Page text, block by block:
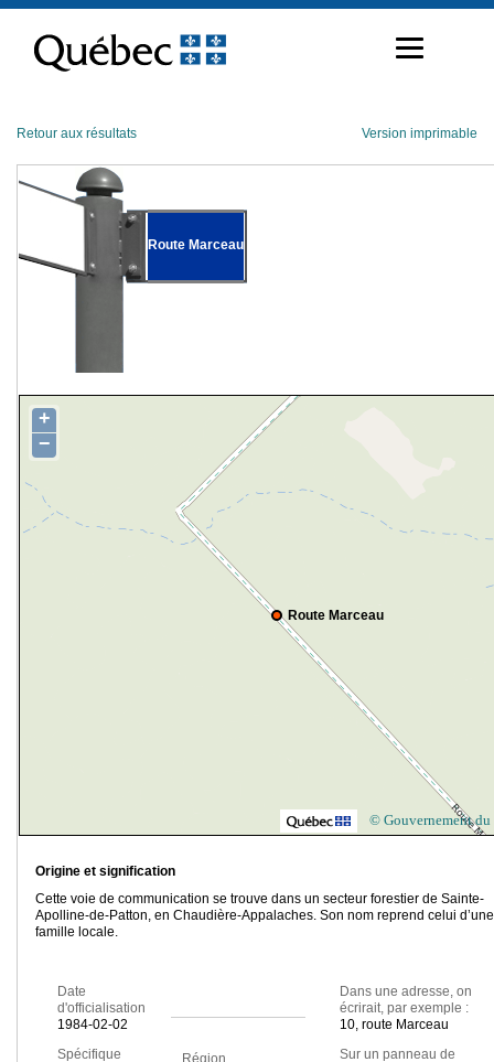
contenu
Retour aux résultats Version imprimable
Route Marceau
Route Marceau
+
−
© Gouvernement du
Origine et signification
Cette voie de communication se trouve dans un secteur forestier de Sainte-
Apolline-de-Patton, en Chaudière-Appalaches. Son nom reprend celui d’une
famille locale.
Date
d'officialisation
1984-02-02
Spécifique
Région
Dans une adresse, on
écrirait, par exemple :
10, route Marceau
Sur un panneau de